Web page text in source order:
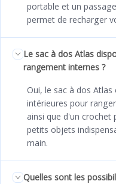
portable et un
permet de recharger
Le sac à dos Atlas
rangement internes ?
Oui, le sac à dos
intérieures pour
ainsi que d'un crochet
petits objets
main.
Quelles sont les